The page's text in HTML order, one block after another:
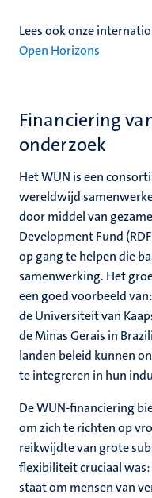
Lees ook onze
Open Horizons
Financiering
onderzoek
Het WUN is een
wereldwijd
door middel van
Development Fund
op gang te helpen die
samenwerking. Het
een goed voorbeeld
de Universiteit van
de Minas Gerais in
landen beleid kunnen
te integreren in hun
De WUN-financiering
om zich te richten op
reikwijdte van grote
flexibiliteit cruciaal was:
staat om mensen van